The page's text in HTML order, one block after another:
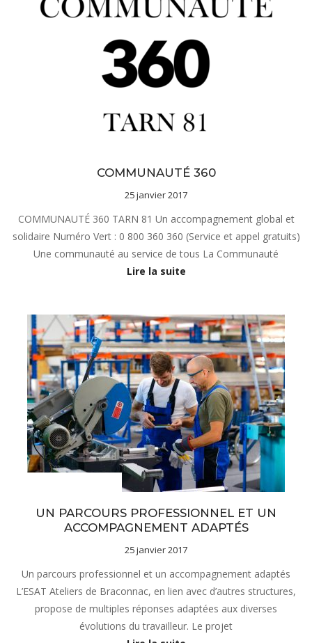
COMMUNAUTÉ 360
25 janvier 2017
COMMUNAUTÉ 360 TARN 81 Un accompagnement global et
solidaire Numéro Vert : 0 800 360 360 (Service et appel gratuits)
Une communauté au service de tous La Communauté
Lire la suite
UN PARCOURS PROFESSIONNEL ET UN
ACCOMPAGNEMENT ADAPTÉS
25 janvier 2017
Un parcours professionnel et un accompagnement adaptés
L’ESAT Ateliers de Braconnac, en lien avec d’autres structures,
propose de multiples réponses adaptées aux diverses
évolutions du travailleur. Le projet